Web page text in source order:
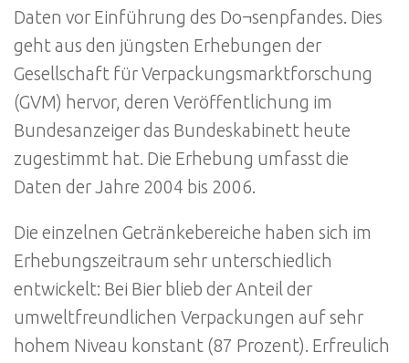
Daten vor Einführung des Do¬senpfandes. Dies
geht aus den jüngsten Erhebungen der
Gesellschaft für Verpackungsmarktforschung
(GVM) hervor, deren Veröffentlichung im
Bundesanzeiger das Bundeskabinett heute
zugestimmt hat. Die Erhebung umfasst die
Daten der Jahre 2004 bis 2006.
Die einzelnen Getränkebereiche haben sich im
Erhebungszeitraum sehr unterschiedlich
entwickelt: Bei Bier blieb der Anteil der
umweltfreundlichen Verpackungen auf sehr
hohem Niveau konstant (87 Prozent). Erfreulich